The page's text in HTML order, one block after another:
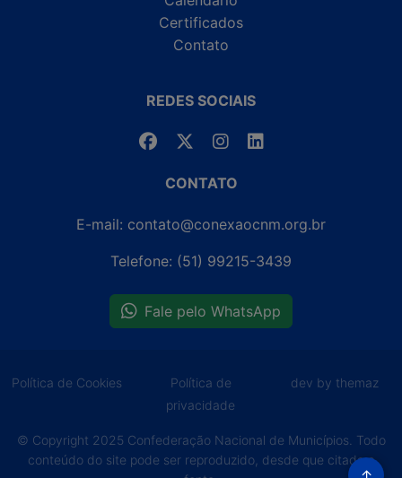
Certificados
Contato
REDES SOCIAIS
CONTATO
E-mail: contato@conexaocnm.org.br
Telefone: (51) 99215-3439
Fale pelo WhatsApp
Política de Cookies
Política de
privacidade
dev by themaz
© Copyright 2025 Confederação Nacional de Municípios. Todo
conteúdo do site pode ser reproduzido, desde que citada a